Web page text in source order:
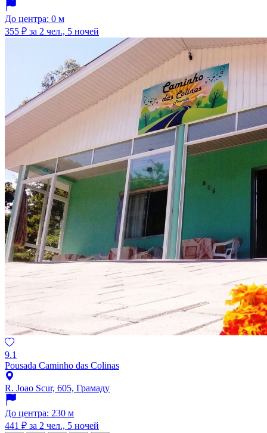
До центра: 0 м
355 ₽ за 2 чел., 5 ночей
9.1
Pousada Caminho das Colinas
R. Joao Scur, 605, Грамаду
До центра: 230 м
441 ₽ за 2 чел., 5 ночей